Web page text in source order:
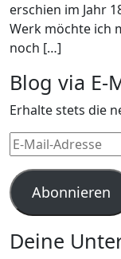
erschien im Jahr
Werk möchte ich
noch […]
Blog via E-
Erhalte stets die
E-
Mail-
Adresse
Abonnieren
Deine